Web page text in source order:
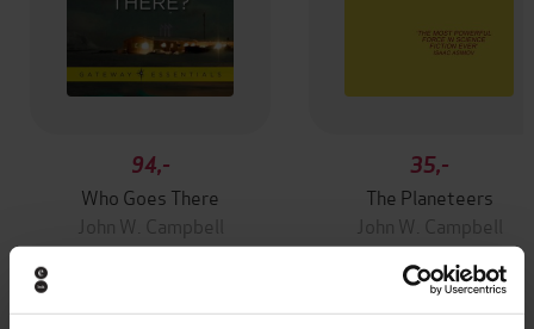
94,-
Who Goes There
John W. Campbell
EBOK
35,-
The Planeteers
John W. Campbell
EBOK